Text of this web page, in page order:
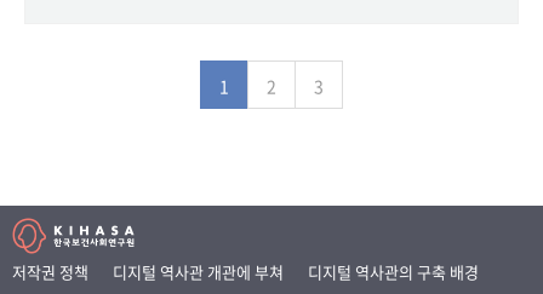
1 2 3
저작권 정책 디지털 역사관 개관에 부쳐
디지털 역사관의 구축 배경